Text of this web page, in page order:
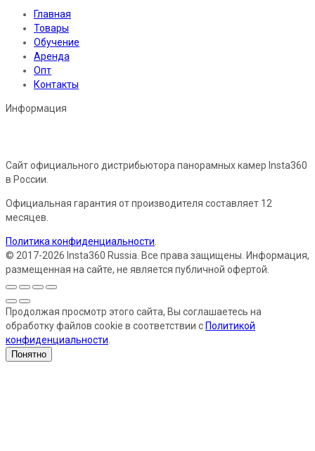
Главная
Товары
Обучение
Аренда
Опт
Контакты
Информация
Сайт официального дистрибьютора панорамных камер Insta360
в России.
Официальная гарантия от производителя составляет 12
месяцев.
Политика конфиденциальности
© 2017-2026 Insta360 Russia. Все права защищены. Информация,
размещенная на сайте, не является публичной офертой.
Продолжая просмотр этого сайта, Вы соглашаетесь на
обработку файлов cookie в соответствии с Политикой
конфиденциальности
Понятно